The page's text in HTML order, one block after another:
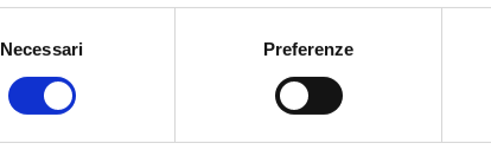
Necessari Preferenze